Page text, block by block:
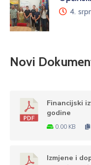
4.
Novi
Financijski
godine
0.00 KB
Izmjene i